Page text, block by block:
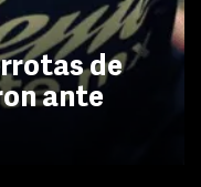
de
ante